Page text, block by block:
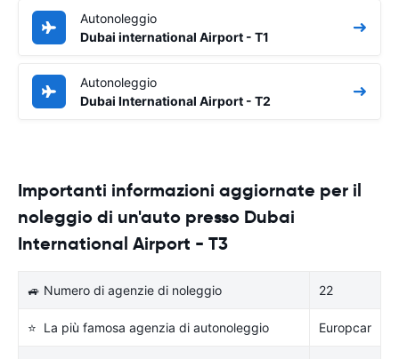
Autonoleggio
Dubai international Airport - T1
Autonoleggio
Dubai International Airport - T2
Importanti informazioni aggiornate per il
noleggio di un'auto presso Dubai
International Airport - T3
🚙 Numero di agenzie di noleggio 22
⭐ La più famosa agenzia di autonoleggio Europcar